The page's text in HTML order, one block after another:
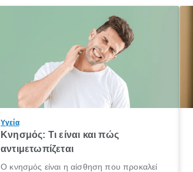
Υγεία
Κνησμός: Τι είναι και πώς
αντιμετωπίζεται
Ο κνησμός είναι η αίσθηση που προκαλεί